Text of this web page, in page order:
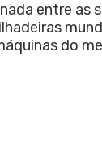
entre as
do